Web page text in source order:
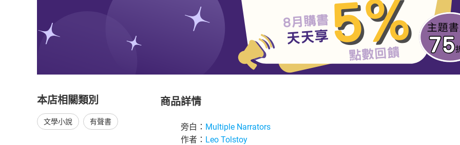
本店相關類別
文學小說 有聲書
商品詳情
旁白： Multiple Narrators
作者： Leo Tolstoy